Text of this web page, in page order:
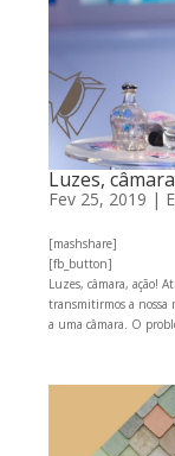
Luzes,
Fev 25, 2019 |
[mashshare]
[fb_button]
Luzes, câmara, ação!
transmitirmos a nossa
a uma câmara. O